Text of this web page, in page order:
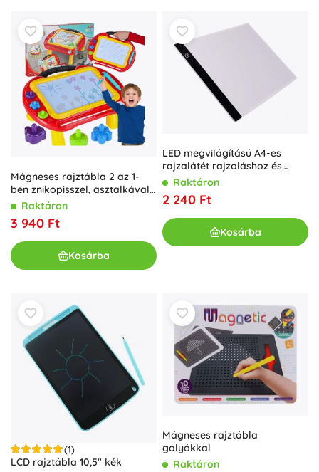
Mágneses rajztábla 2 az 1-
ben znikopisszel, asztalkával
és pecsétekkel
Raktáron
3 940 Ft
Kosárba
LED megvilágítású A4-es
rajzalátét rajzoláshoz és
átrajzoláshoz
Raktáron
2 240 Ft
Kosárba
(1)
LCD rajztábla 10,5" kék
Mágneses rajztábla
golyókkal
Raktáron